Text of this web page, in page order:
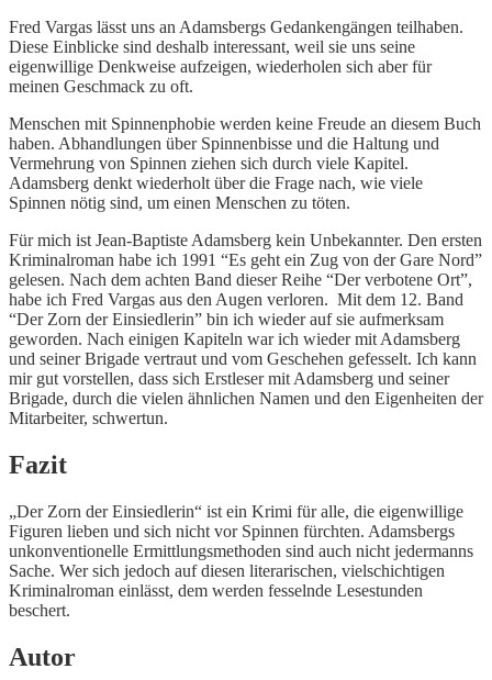
Fred Vargas lässt uns an Adamsbergs Gedankengängen teilhaben.
Diese Einblicke sind deshalb interessant, weil sie uns seine
eigenwillige Denkweise aufzeigen, wiederholen sich aber für
meinen Geschmack zu oft.
Menschen mit Spinnenphobie werden keine Freude an diesem Buch
haben. Abhandlungen über Spinnenbisse und die Haltung und
Vermehrung von Spinnen ziehen sich durch viele Kapitel.
Adamsberg denkt wiederholt über die Frage nach, wie viele
Spinnen nötig sind, um einen Menschen zu töten.
Für mich ist Jean-Baptiste Adamsberg kein Unbekannter. Den ersten
Kriminalroman habe ich 1991 “Es geht ein Zug von der Gare Nord”
gelesen. Nach dem achten Band dieser Reihe “Der verbotene Ort”,
habe ich Fred Vargas aus den Augen verloren. Mit dem 12. Band
“Der Zorn der Einsiedlerin” bin ich wieder auf sie aufmerksam
geworden. Nach einigen Kapiteln war ich wieder mit Adamsberg
und seiner Brigade vertraut und vom Geschehen gefesselt. Ich kann
mir gut vorstellen, dass sich Erstleser mit Adamsberg und seiner
Brigade, durch die vielen ähnlichen Namen und den Eigenheiten der
Mitarbeiter, schwertun.
Fazit
„Der Zorn der Einsiedlerin“ ist ein Krimi für alle, die eigenwillige
Figuren lieben und sich nicht vor Spinnen fürchten. Adamsbergs
unkonventionelle Ermittlungsmethoden sind auch nicht jedermanns
Sache. Wer sich jedoch auf diesen literarischen, vielschichtigen
Kriminalroman einlässt, dem werden fesselnde Lesestunden
beschert.
Autor